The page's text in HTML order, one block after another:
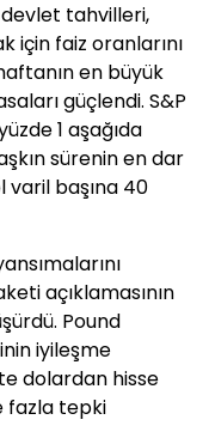
tahvilleri,
için faiz oranlarını
en büyük
güçlendi. S&P
1 aşağıda
sürenin en dar
varil başına 40
açıklamasının
Pound
iyileşme
dolardan hisse
fazla tepki